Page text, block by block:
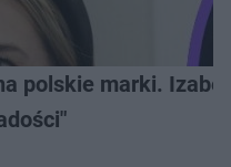
polskie marki.